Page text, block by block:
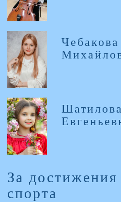
За достижения
спорта